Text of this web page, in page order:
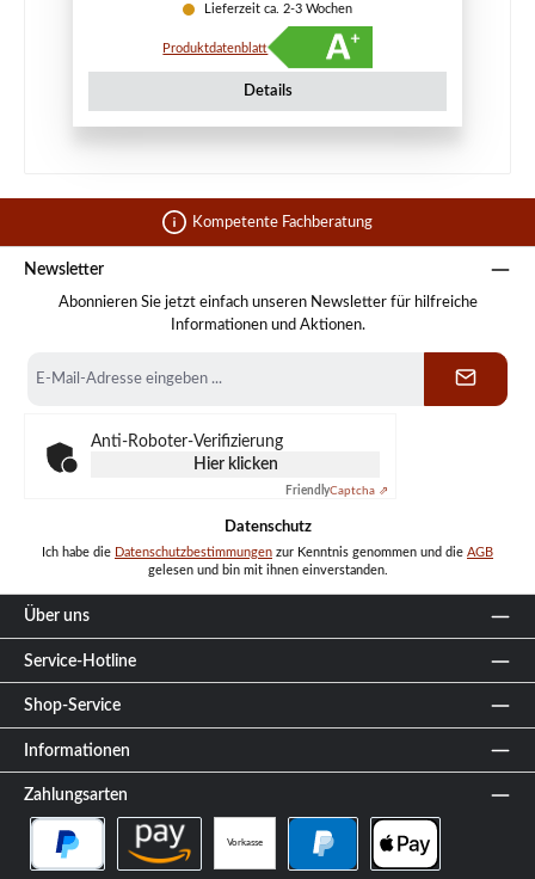
Lieferzeit ca. 2-3 Wochen
Produktdatenblatt
Details
Kompetente Fachberatung
Newsletter
Abonnieren Sie jetzt einfach unseren Newsletter für hilfreiche
Informationen und Aktionen.
Mail-
Anti-Roboter-Verifizierung
Hier klicken
FriendlyCaptcha ⇗
Datenschutz
Ich habe die Datenschutzbestimmungen zur Kenntnis genommen und die AGB
gelesen und bin mit ihnen einverstanden.
Über uns
Service-Hotline
Shop-Service
Informationen
Zahlungsarten
Vorkasse